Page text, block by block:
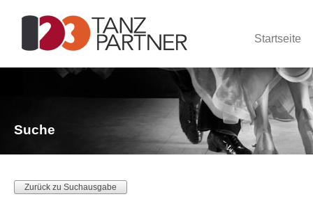
Startseite
Suche
Zurück zu Suchausgabe